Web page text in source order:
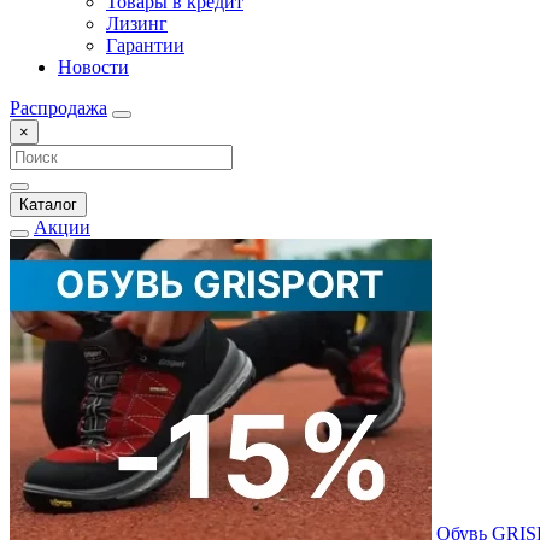
Лизинг
Гарантии
Новости
Распродажа
×
Каталог
Акции
Обувь